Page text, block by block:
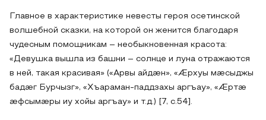
Главное в характеристике невесты героя осетинской
волшебной сказки, на которой он женится благодаря
чудесным помощникам – необыкновенная красота:
«Девушка вышла из башни – солнце и луна отражаются
в ней, такая красивая» («Арвы айдӕн», «Æрхуы мӕсыджы
бадӕг Бурчызг», «Хъараман-паддзахы аргъау», «Æртæ
æфсымæры иу хойы аргъау» и т.д.) [7, с.54].